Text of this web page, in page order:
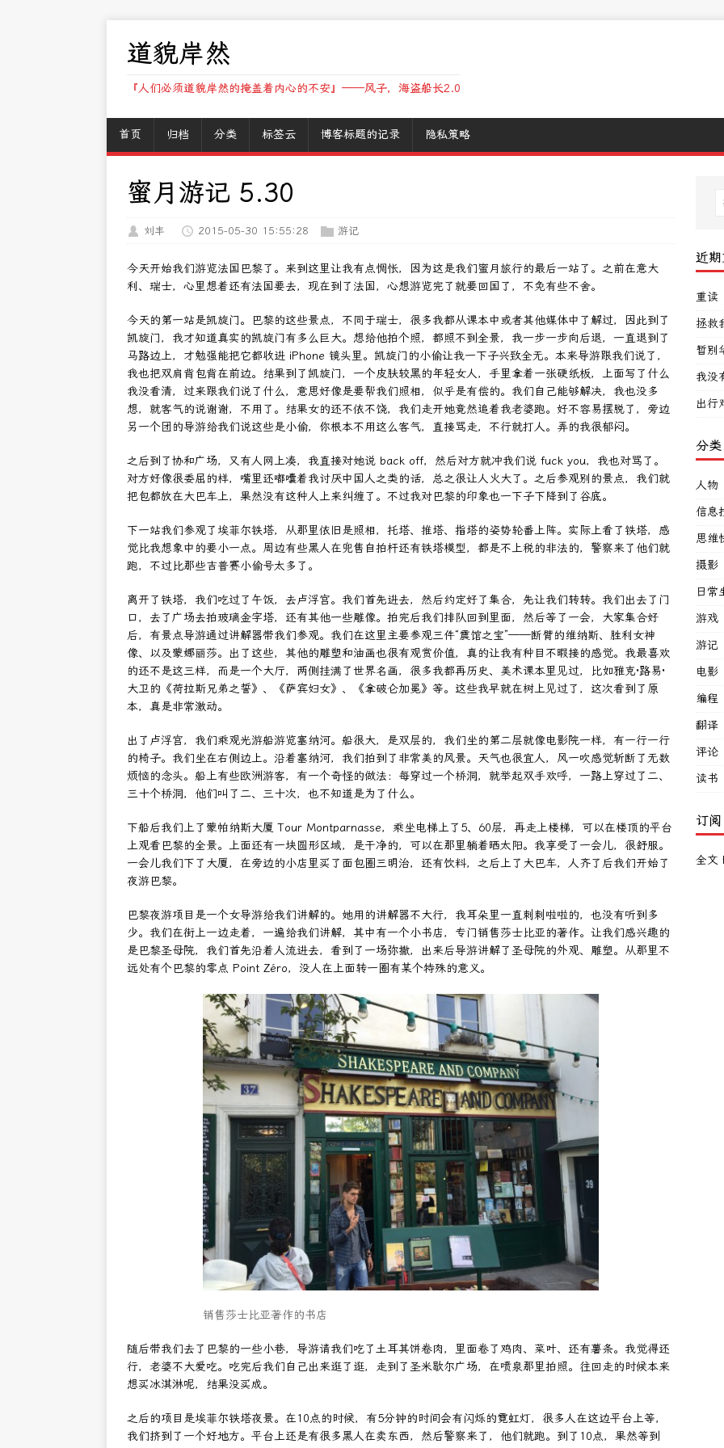
道貌岸然
『人们必须道貌岸然的掩盖着内心的不安』——风子，海盗船长2.0
首页 归档 分类 标签云 博客标题的记录 隐私策略
蜜月游记 5.30
刘丰 2015-05-30 15:55:28 游记
今天开始我们游览法国巴黎了。来到这里让我有点惆怅，因为这是我们蜜月旅行的最后一站了。之前在意大
利、瑞士，心里想着还有法国要去，现在到了法国，心想游览完了就要回国了，不免有些不舍。
今天的第一站是凯旋门。巴黎的这些景点，不同于瑞士，很多我都从课本中或者其他媒体中了解过，因此到了
凯旋门，我才知道真实的凯旋门有多么巨大。想给他拍个照，都照不到全景，我一步一步向后退，一直退到了
马路边上，才勉强能把它都收进 iPhone 镜头里。凯旋门的小偷让我一下子兴致全无。本来导游跟我们说了，
我也把双肩背包背在前边。结果到了凯旋门，一个皮肤较黑的年轻女人，手里拿着一张硬纸板，上面写了什么
我没看清，过来跟我们说了什么，意思好像是要帮我们照相，似乎是有偿的。我们自己能够解决，我也没多
想，就客气的说谢谢，不用了。结果女的还不依不饶，我们走开她竟然追着我老婆跑。好不容易摆脱了，旁边
另一个团的导游给我们说这些是小偷，你根本不用这么客气，直接骂走，不行就打人。弄的我很郁闷。
之后到了协和广场，又有人网上凑，我直接对她说 back off，然后对方就冲我们说 fuck you，我也对骂了。
对方好像很委屈的样，嘴里还嘟囔着我讨厌中国人之类的话，总之很让人火大了。之后参观别的景点，我们就
把包都放在大巴车上，果然没有这种人上来纠缠了。不过我对巴黎的印象也一下子下降到了谷底。
下一站我们参观了埃菲尔铁塔，从那里依旧是照相，托塔、推塔、指塔的姿势轮番上阵。实际上看了铁塔，感
觉比我想象中的要小一点。周边有些黑人在兜售自拍杆还有铁塔模型，都是不上税的非法的，警察来了他们就
跑，不过比那些吉普赛小偷号太多了。
离开了铁塔，我们吃过了午饭，去卢浮宫。我们首先进去，然后约定好了集合，先让我们转转。我们出去了门
口，去了广场去拍玻璃金字塔，还有其他一些雕像。拍完后我们排队回到里面，然后等了一会，大家集合好
后，有景点导游通过讲解器带我们参观。我们在这里主要参观三件“震馆之宝”——断臂的维纳斯、胜利女神
像、以及蒙娜丽莎。出了这些，其他的雕塑和油画也很有观赏价值，真的让我有种目不暇接的感觉。我最喜欢
的还不是这三样，而是一个大厅，两侧挂满了世界名画，很多我都再历史、美术课本里见过，比如雅克·路易·
大卫的《荷拉斯兄弟之誓》、《萨宾妇女》、《拿破仑加冕》等。这些我早就在树上见过了，这次看到了原
本，真是非常激动。
出了卢浮宫，我们乘观光游船游览塞纳河。船很大，是双层的，我们坐的第二层就像电影院一样，有一行一行
的椅子。我们坐在右侧边上。沿着塞纳河，我们拍到了非常美的风景。天气也很宜人，风一吹感觉斩断了无数
烦恼的念头。船上有些欧洲游客，有一个奇怪的做法：每穿过一个桥洞，就举起双手欢呼，一路上穿过了二、
三十个桥洞，他们叫了二、三十次，也不知道是为了什么。
下船后我们上了蒙帕纳斯大厦 Tour Montparnasse，乘坐电梯上了5、60层，再走上楼梯，可以在楼顶的平台
上观看巴黎的全景。上面还有一块圆形区域，是干净的，可以在那里躺着晒太阳。我享受了一会儿，很舒服。
一会儿我们下了大厦，在旁边的小店里买了面包圈三明治，还有饮料，之后上了大巴车，人齐了后我们开始了
夜游巴黎。
巴黎夜游项目是一个女导游给我们讲解的。她用的讲解器不大行，我耳朵里一直刺刺啦啦的，也没有听到多
少。我们在街上一边走着，一遍给我们讲解，其中有一个小书店，专门销售莎士比亚的著作。让我们感兴趣的
是巴黎圣母院，我们首先沿着人流进去，看到了一场弥撒，出来后导游讲解了圣母院的外观、雕塑。从那里不
远处有个巴黎的零点 Point Zéro，没人在上面转一圈有某个特殊的意义。
销售莎士比亚著作的书店
随后带我们去了巴黎的一些小巷，导游请我们吃了土耳其饼卷肉，里面卷了鸡肉、菜叶、还有薯条。我觉得还
行，老婆不大爱吃。吃完后我们自己出来逛了逛，走到了圣米歇尔广场，在喷泉那里拍照。往回走的时候本来
想买冰淇淋呢，结果没买成。
之后的项目是埃菲尔铁塔夜景。在10点的时候，有5分钟的时间会有闪烁的霓虹灯，很多人在这边平台上等，
我们挤到了一个好地方。平台上还是有很多黑人在卖东西，然后警察来了，他们就跑。到了10点，果然等到
近
重读
拯救
暂别
我没
出行
分类
人物
信息
思维
摄影
日常
游戏
游记
电影
编程
翻译
评论
读书
订阅
全文